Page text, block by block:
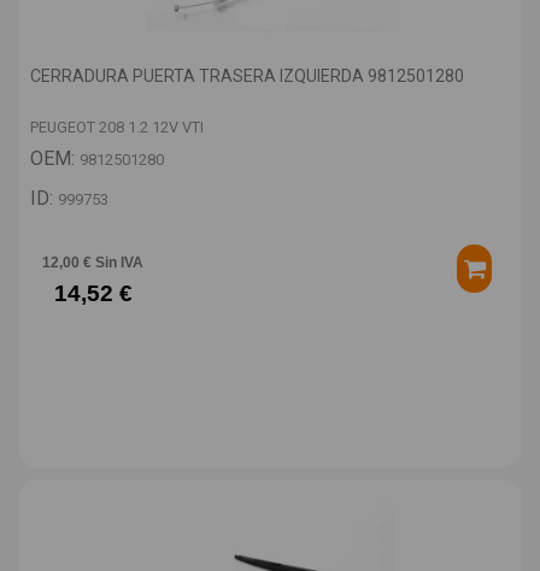
CERRADURA PUERTA TRASERA IZQUIERDA 9812501280
PEUGEOT 208 1.2 12V VTI
OEM: 9812501280
ID: 999753
12,00 € Sin IVA
14,52 €